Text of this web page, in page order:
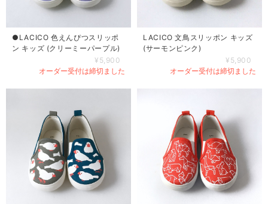
●LACICO 色えんぴつスリッポ
ン キッズ (クリーミーパープル)
¥5,900
オーダー受付は締切ました
LACICO 文鳥スリッポン キッズ
(サーモンピンク)
¥5,900
オーダー受付は締切ました